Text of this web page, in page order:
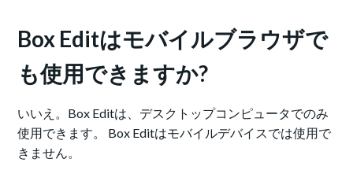
Box Editはモバイルブラウザで
も使用できますか?
いいえ。Box Editは、デスクトップコンピュータでのみ
使用できます。 Box Editはモバイルデバイスでは使用で
きません。